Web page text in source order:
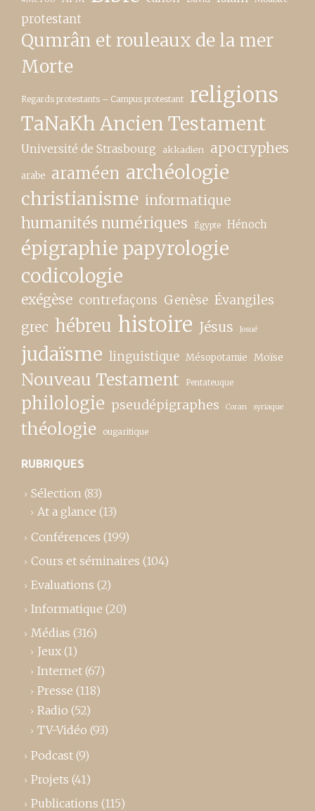
protestant
Qumrân et rouleaux de la mer
Morte
Regards protestants – Campus protestant religions
TaNaKh Ancien Testament
Université de Strasbourg akkadien apocryphes
arabe araméen archéologie
christianisme informatique
humanités numériques Égypte Hénoch
épigraphie papyrologie
codicologie
exégèse contrefaçons Genèse Évangiles
grec hébreu histoire Jésus Josué
judaïsme linguistique Mésopotamie Moïse
Nouveau Testament Pentateuque
philologie pseudépigraphes Coran syriaque
théologie ougaritique
RUBRIQUES
Sélection (83)
At a glance (13)
Conférences (199)
Cours et séminaires (104)
Evaluations (2)
Informatique (20)
Médias (316)
Jeux (1)
Internet (67)
Presse (118)
Radio (52)
TV-Vidéo (93)
Podcast (9)
Projets (41)
Publications (115)